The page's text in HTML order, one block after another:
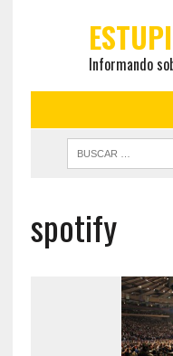
Informando
spotify